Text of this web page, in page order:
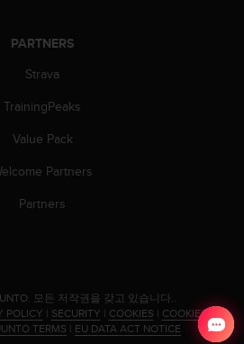
PARTNERS
Strava
TrainingPeaks
Value Pack
Partners
Partners
모든 저작권을 갖고 있습니다..
POLICY | SECURITY | COOKIES | COOKIES
TERMS | EU DATA ACT NOTICE